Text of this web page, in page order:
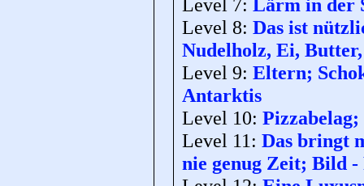
Level 7: Lärm in der
Level 8: Das ist
Nudelholz, Ei,
Level 9: Eltern;
Antarktis
Level 10:
Level 11: Das bringt
nie genug Zeit; Bild -